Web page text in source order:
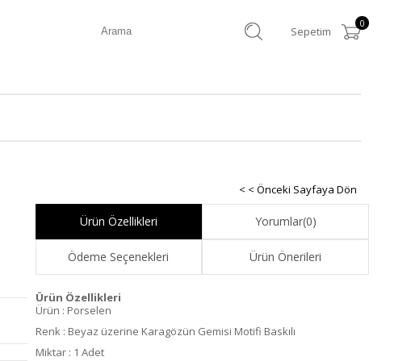
Sepetim
0
< < Önceki Sayfaya Dön
Ürün Özellikleri Yorumlar(0)
Ödeme Seçenekleri Ürün Önerileri
Ürün Özellikleri
Ürün : Porselen
Renk : Beyaz üzerine Karagözün Gemisi Motifi Baskılı
Miktar : 1 Adet